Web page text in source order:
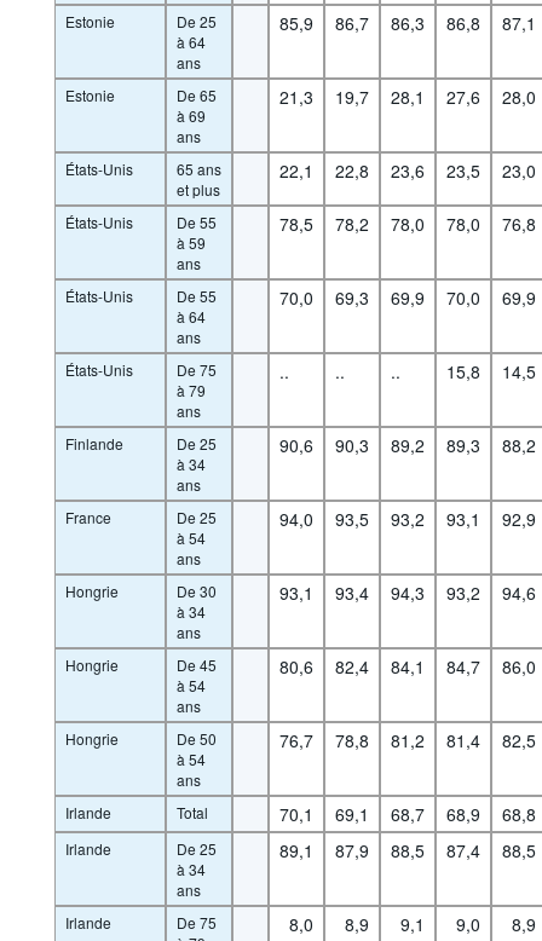
Estonie
De 25
à 64
ans
85,9 86,7 86,3 86,8 87,1
Estonie
De 65
à 69
ans
21,3 19,7 28,1 27,6 28,0
États-Unis
65 ans
et plus
22,1 22,8 23,6 23,5 23,0
États-Unis
De 55
à 59
ans
78,5 78,2 78,0 78,0 76,8
États-Unis
De 55
à 64
ans
70,0 69,3 69,9 70,0 69,9
États-Unis
De 75
à 79
ans
.. .. .. 15,8 14,5
Finlande
De 25
à 34
ans
90,6 90,3 89,2 89,3 88,2
France
De 25
à 54
ans
94,0 93,5 93,2 93,1 92,9
Hongrie
De 30
à 34
ans
93,1 93,4 94,3 93,2 94,6
Hongrie
De 45
à 54
ans
80,6 82,4 84,1 84,7 86,0
Hongrie
De 50
à 54
ans
76,7 78,8 81,2 81,4 82,5
Irlande Total 70,1 69,1 68,7 68,9 68,8
Irlande
De 25
à 34
ans
89,1 87,9 88,5 87,4 88,5
Irlande
De 75
8,0 8,9 9,1 9,0 8,9